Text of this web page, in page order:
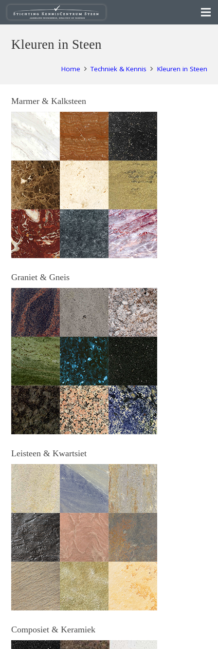
Kleuren in Steen
Home Techniek & Kennis Kleuren in Steen
Marmer & Kalksteen
Graniet & Gneis
Leisteen & Kwartsiet
Composiet & Keramiek